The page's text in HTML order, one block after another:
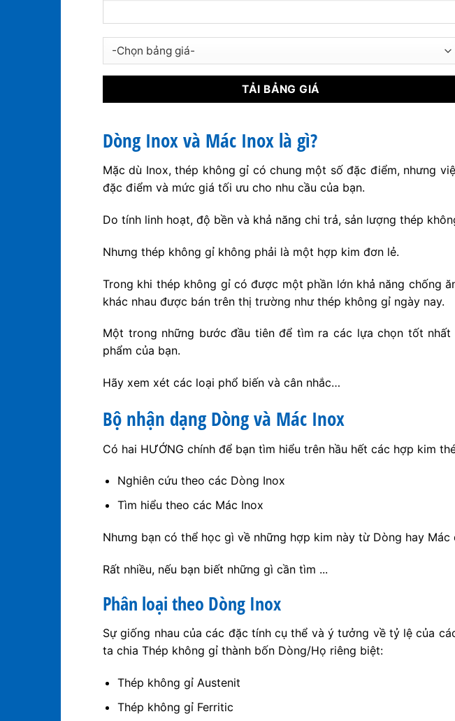
Dòng Inox và Mác Inox là gì?
Mặc dù Inox, thép không gỉ có chung một số đặc điểm, nhưng
đặc điểm và mức giá tối ưu cho nhu cầu của bạn.
Do tính linh hoạt, độ bền và khả năng chi trả, sản lượng thép
Nhưng thép không gỉ không phải là một hợp kim đơn lẻ.
Trong khi thép không gỉ có được một phần lớn khả năng chống
khác nhau được bán trên thị trường như thép không gỉ ngày nay.
Một trong những bước đầu tiên để tìm ra các lựa chọn tốt
phẩm của bạn.
Hãy xem xét các loại phổ biến và cân nhắc…
Bộ nhận dạng Dòng và Mác Inox
Có hai HƯỚNG chính để bạn tìm hiểu trên hầu hết các hợp kim
Nghiên cứu theo các Dòng Inox
Tìm hiểu theo các Mác Inox
Nhưng bạn có thể học gì về những hợp kim này từ Dòng hay Mác
Rất nhiều, nếu bạn biết những gì cần tìm ...
Phân loại theo Dòng Inox
Sự giống nhau của các đặc tính cụ thể và ý tưởng về tỷ lệ của
ta chia Thép không gỉ thành bốn Dòng/Họ riêng biệt:
Thép không gỉ Austenit
Thép không gỉ Ferritic